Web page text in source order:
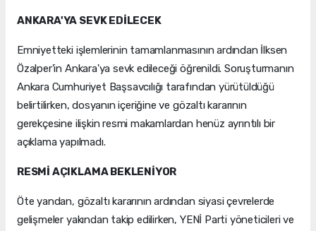
ANKARA'YA SEVK EDİLECEK
Emniyetteki işlemlerinin tamamlanmasının ardından İlksen
Özalper'in Ankara'ya sevk edileceği öğrenildi. Soruşturmanın
Ankara Cumhuriyet Başsavcılığı tarafından yürütüldüğü
belirtilirken, dosyanın içeriğine ve gözaltı kararının
gerekçesine ilişkin resmi makamlardan henüz ayrıntılı bir
açıklama yapılmadı.
RESMİ AÇIKLAMA BEKLENİYOR
Öte yandan, gözaltı kararının ardından siyasi çevrelerde
gelişmeler yakından takip edilirken, YENİ Parti yöneticileri ve